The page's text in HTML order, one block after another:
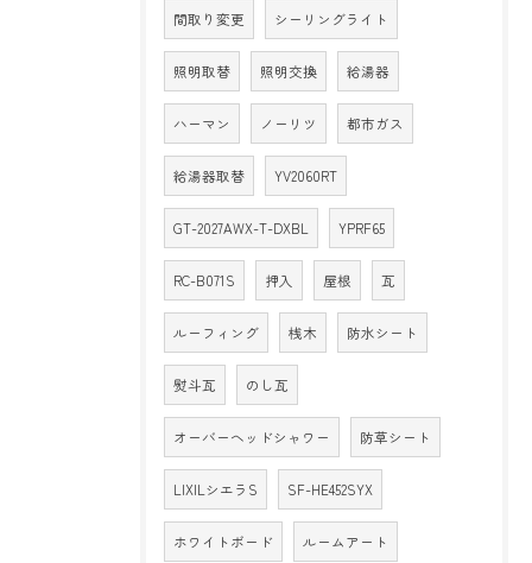
間取り変更 シーリングライト
照明取替 照明交換 給湯器
ハーマン ノーリツ 都市ガス
給湯器取替 YV2060RT
GT-2027AWX-T-DXBL YPRF65
RC-B071S 押入 屋根 瓦
ルーフィング 桟木 防水シート
熨斗瓦 のし瓦
オーバーヘッドシャワー 防草シート
LIXILシエラS SF-HE452SYX
ホワイトボード ルームアート